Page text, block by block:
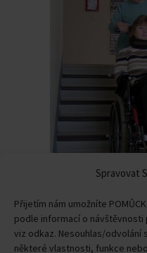
Spravovat
Přijetím nám umožníte
podle informací o
viz odkaz. Nesouhlas/odvolání
některé vlastnosti, funkce
CLIMBER